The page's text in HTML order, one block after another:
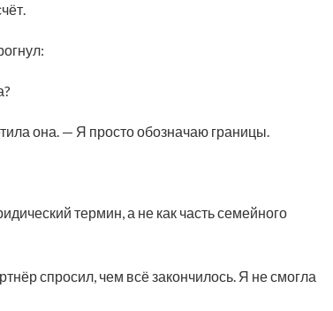
она. — Я просто обозначаю границы.
термин, а не как часть семейного
спросил, чем всё закончилось. Я не смогла